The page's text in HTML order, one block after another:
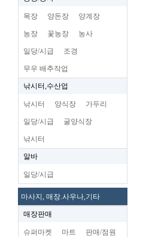
목장 양돈장 양계장
농장 꽃농장 농사
일당/시급 조경
무우 배추작업
낚시터,수산업
낚시터 양식장 가두리
일당/시급 굴양식장
낚시터
알바
일당/시급
마사지, 매장.사우나,기타
매장판매
슈퍼마켓 마트 판매/점원